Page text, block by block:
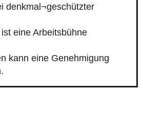
denkmal¬geschützter
eine Arbeitsbühne
kann eine Genehmigung